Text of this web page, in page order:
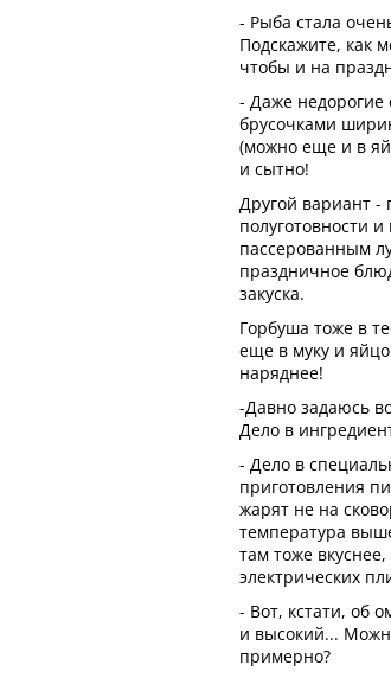
- Рыба стала
Подскажите, как
чтобы и на
- Даже
брусочками
(можно еще и в
и сытно!
Другой вариант -
полуготовности
пассерованным
праздничное
закуска.
Горбуша тоже в
еще в муку и
наряднее!
-Давно задаюсь
Дело в
- Дело в
приготовления
жарят не на
температура
там тоже
электрических
- Вот, кстати, об
и высокий...
примерно?